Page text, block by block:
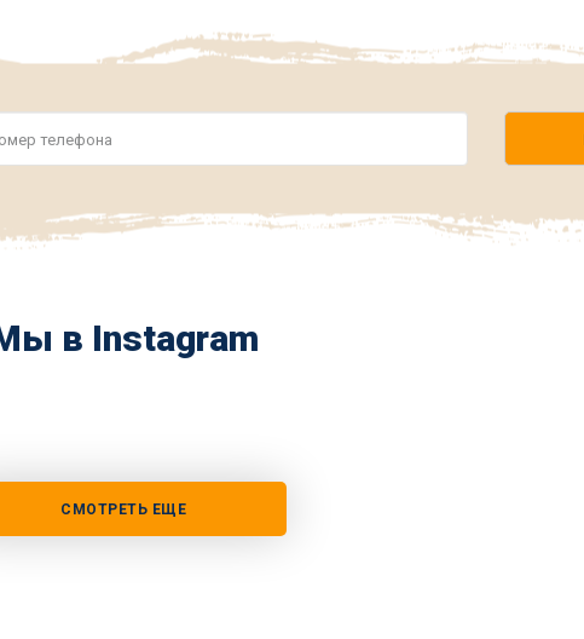
в Instagram
СМОТРЕТЬ ЕЩЕ